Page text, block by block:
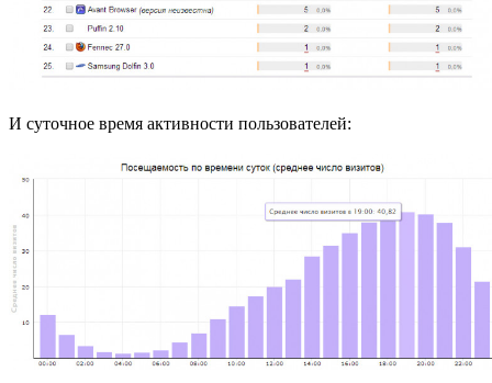
И суточное время активности пользователей: